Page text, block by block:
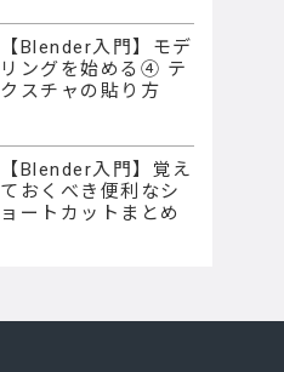
【Blender入門】モデ
リングを始める④ テ
クスチャの貼り方
【Blender入門】覚え
ておくべき便利なシ
ョートカットまとめ